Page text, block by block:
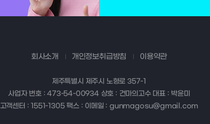
회사소개 개인정보취급방침 이용약관
제주특별시 제주시 노형로 357-1
사업자 번호 : 473-54-00934 상호 : 건마의고수 대표 : 박윤미
고객센터 : 1551-1305 팩스 : 이메일 : gunmagosu@gmail.com